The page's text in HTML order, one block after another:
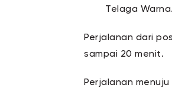
Telaga Warna.
Perjalanan dari
sampai 20 menit.
Perjalanan